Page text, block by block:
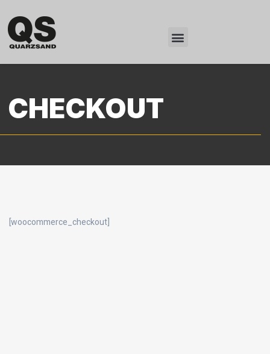
CHECKOUT
[woocommerce_checkout]